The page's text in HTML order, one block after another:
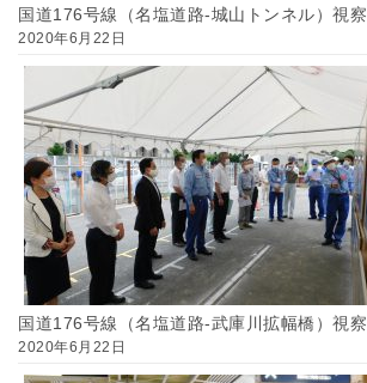
国道176号線（名塩道路-城山トンネル）視察
2020年6月22日
国道176号線（名塩道路-武庫川拡幅橋）視察
2020年6月22日